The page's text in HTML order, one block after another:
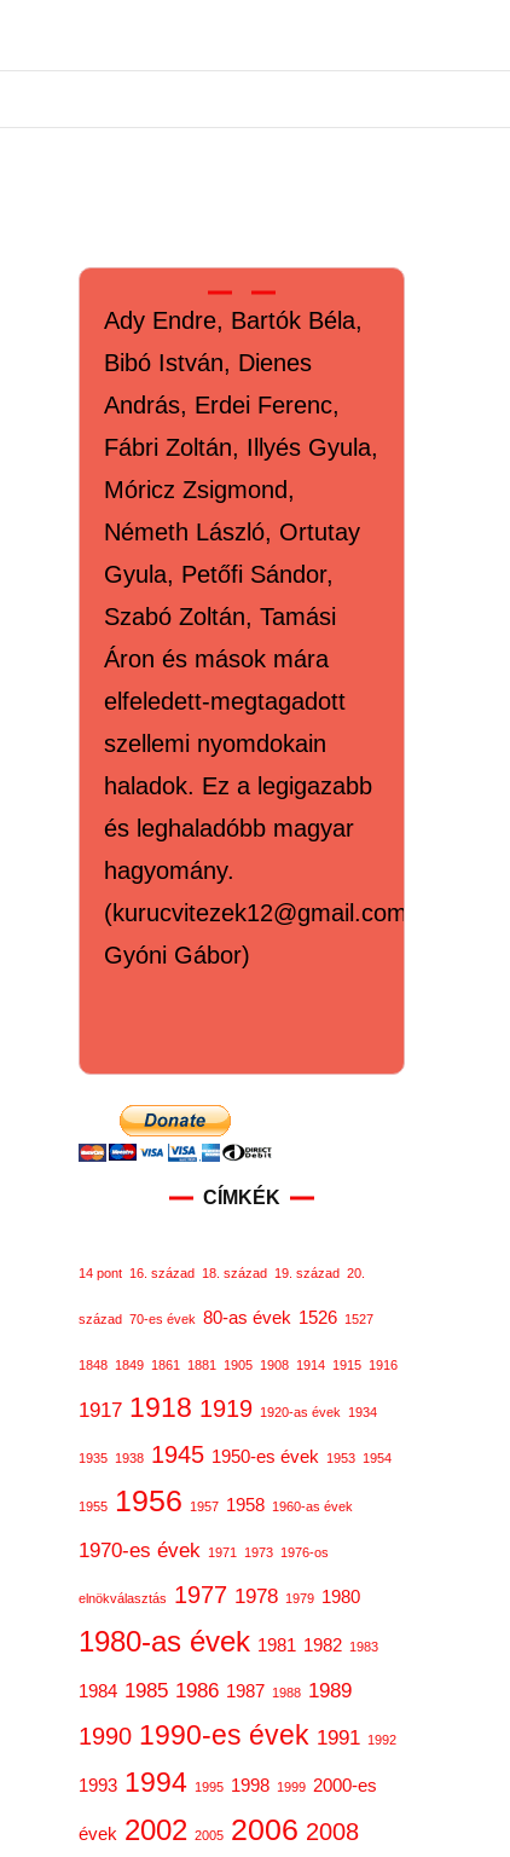
Ady Endre, Bartók Béla,
Bibó István, Dienes
András, Erdei Ferenc,
Fábri Zoltán, Illyés Gyula,
Móricz Zsigmond,
Németh László, Ortutay
Gyula, Petőfi Sándor,
Szabó Zoltán, Tamási
Áron és mások mára
elfeledett-megtagadott
szellemi nyomdokain
haladok. Ez a legigazabb
és leghaladóbb magyar
hagyomány.
(kurucvitezek12@gmail.com,
Gyóni Gábor)
CÍMKÉK
14 pont 16. század 18. század 19. század 20.
század 70-es évek 80-as évek 1526 1527
1848 1849 1861 1881 1905 1908 1914 1915 1916
1917 1918 1919 1920-as évek 1934
1935 1938 1945 1950-es évek 1953 1954
1955 1956 1957 1958 1960-as évek
1970-es évek 1971 1973 1976-os
elnökválasztás 1977 1978 1979 1980
1980-as évek 1981 1982 1983
1984 1985 1986 1987 1988 1989
1990 1990-es évek 1991 1992
1993 1994 1995 1998 1999 2000-es
évek 2002 2005 2006 2008